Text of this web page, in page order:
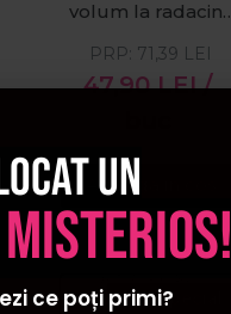
volum la radacina
47,90LEI /
PRP: 71,39 LEI
Adauga in cos
Pret special
un
ce poți primi?